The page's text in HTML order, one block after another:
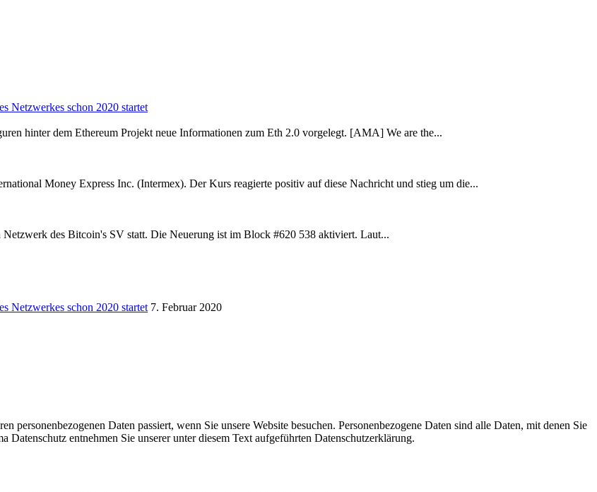
Netzwerkes schon 2020 startet
hinter dem Ethereum Projekt neue Informationen zum Eth 2.0 vorgelegt. [AMA] We are the...
Money Express Inc. (Intermex). Der Kurs reagierte positiv auf diese Nachricht und stieg um die...
des Bitcoin's SV statt. Die Neuerung ist im Block #620 538 aktiviert. Laut...
Netzwerkes schon 2020 startet 7. Februar 2020
Daten passiert, wenn Sie unsere Website besuchen. Personenbezogene Daten sind alle Daten, mit denen Sie
entnehmen Sie unserer unter diesem Text aufgeführten Datenschutzerklärung.